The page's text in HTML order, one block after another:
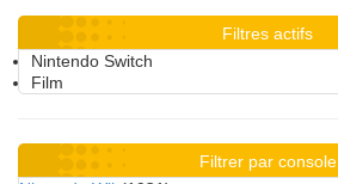
Filtres actifs
Nintendo Switch
Film
Filtrer par console